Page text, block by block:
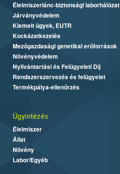
Élelmiszerlánc-biztonsági laborhálózat
Járványvédelem
Kiemelt ügyek, EUTR
Kockázatkezelés
Mezőgazdasági genetikai erőforrások
Növényvédelem
Nyilvántartási és Felügyeleti Díj
Rendszerszervezés és felügyelet
Termékpálya-ellenőrzés
Ügyintézés
Élelmiszer
Állat
Növény
Labor/Egyéb